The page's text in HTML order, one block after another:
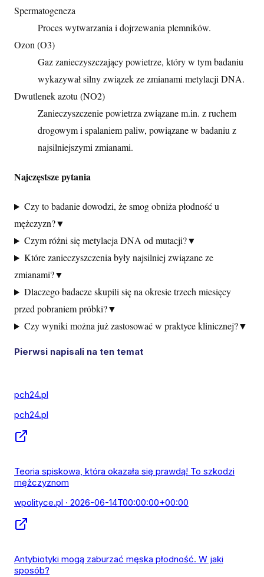
Spermatogeneza
Proces wytwarzania i dojrzewania plemników.
Ozon (O3)
Gaz zanieczyszczający powietrze, który w tym badaniu
wykazywał silny związek ze zmianami metylacji DNA.
Dwutlenek azotu (NO2)
Zanieczyszczenie powietrza związane m.in. z ruchem
drogowym i spalaniem paliw, powiązane w badaniu z
najsilniejszymi zmianami.
Najczęstsze pytania
Czy to badanie dowodzi, że smog obniża płodność u
mężczyzn?▼
Czym różni się metylacja DNA od mutacji?▼
Które zanieczyszczenia były najsilniej związane ze
zmianami?▼
Dlaczego badacze skupili się na okresie trzech miesięcy
przed pobraniem próbki?▼
Czy wyniki można już zastosować w praktyce klinicznej?▼
Pierwsi napisali na ten temat
pch24.pl
pch24.pl
Teoria spiskowa, która okazała się prawdą! To szkodzi
mężczyznom
wpolityce.pl · 2026-06-14T00:00:00+00:00
Antybiotyki mogą zaburzać męska płodność. W jaki
sposób?